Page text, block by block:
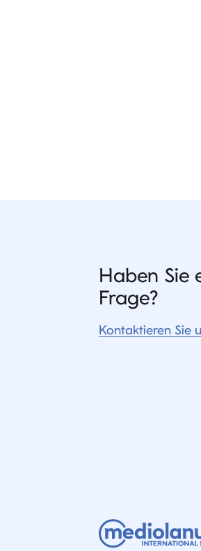
Haben Sie
Frage?
Kontaktieren Sie